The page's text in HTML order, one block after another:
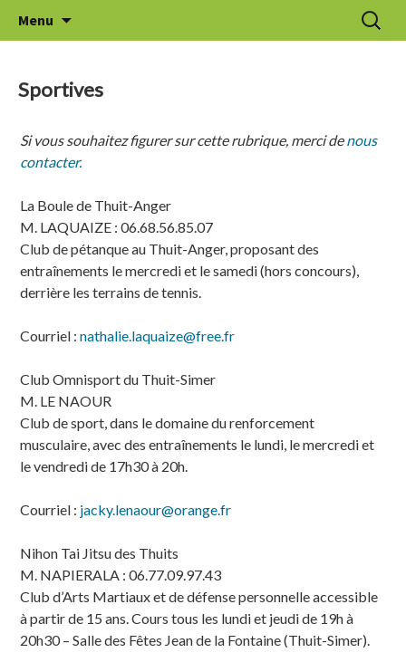
Le Thuit de l'Oison
Menu
Sportives
Si vous souhaitez figurer sur cette rubrique, merci denous
contacter.
La Boule de Thuit-Anger
M. LAQUAIZE : 06.68.56.85.07
Club de pétanque au Thuit-Anger, proposant des
entraînements le mercredi et le samedi (hors concours),
derrière les terrains de tennis.
Courriel :nathalie.laquaize@free.fr
Club Omnisport du Thuit-Simer
M. LE NAOUR
Club de sport, dans le domaine du renforcement
musculaire, avec des entraînements le lundi, le mercredi et
le vendredi de 17h30 à 20h.
Courriel : jacky.lenaour@orange.fr
Nihon Tai Jitsu des Thuits
M. NAPIERALA : 06.77.09.97.43
Club d’Arts Martiaux et de défense personnelle accessible
à partir de 15 ans. Cours tous les lundi et jeudi de 19h à
20h30 – Salle des Fêtes Jean de la Fontaine (Thuit-Simer).